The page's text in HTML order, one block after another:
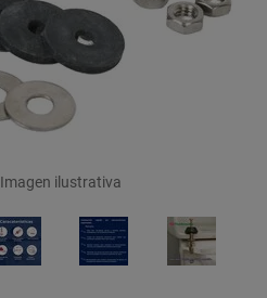
Imagen ilustrativa